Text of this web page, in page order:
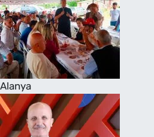
Alanya